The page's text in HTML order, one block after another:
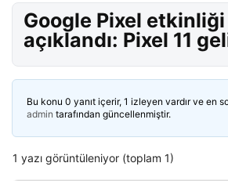
Google Pixel
açıklandı: Pixel 11
Bu konu 0 yanıt içerir, 1 izleyen vardır ve en
admin tarafından güncellenmiştir.
1 yazı görüntüleniyor (toplam 1)